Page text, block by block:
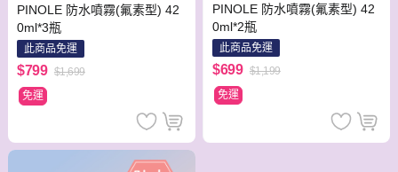
PINOLE 防水噴霧(氟素型) 42
0ml*3瓶
此商品免運
$799 $1,699
免運
PINOLE 防水噴霧(氟素型) 42
0ml*2瓶
此商品免運
$699 $1,199
免運